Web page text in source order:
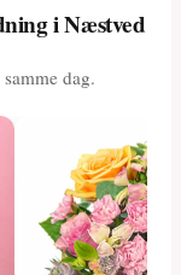
i Næstved
dag.